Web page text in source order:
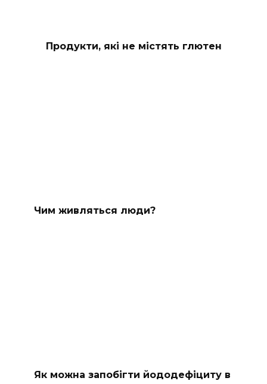
Продукти, які не містять глютен
Чим живляться люди?
Як можна запобігти йододефіциту в